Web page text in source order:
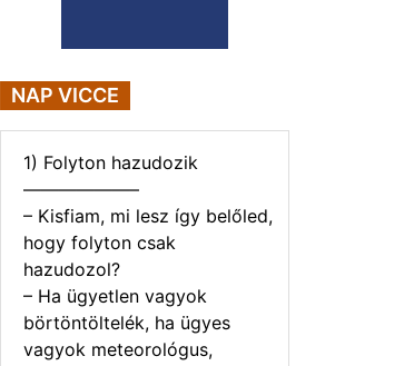
NAP VICCE
1) Folyton hazudozik
——————–
– Kisfiam, mi lesz így belőled,
hogy folyton csak
hazudozol?
– Ha ügyetlen vagyok
börtöntöltelék, ha ügyes
vagyok meteorológus,